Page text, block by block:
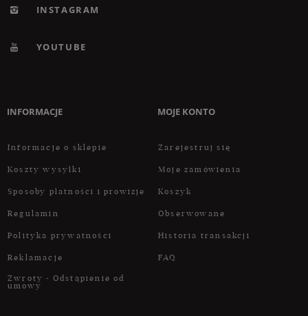
INSTAGRAM
YOUTUBE
INFORMACJE
Informacje o sklepie
Koszty wysyłki
Sposoby płatności i prowizje
Regulamin
Polityka prywatności
Reklamacje
Zwroty - Odstąpienie od
umowy
MOJE KONTO
Zarejestruj się
Moje zamówienia
Koszyk
Obserwowane
Historia transakcji
FAQ